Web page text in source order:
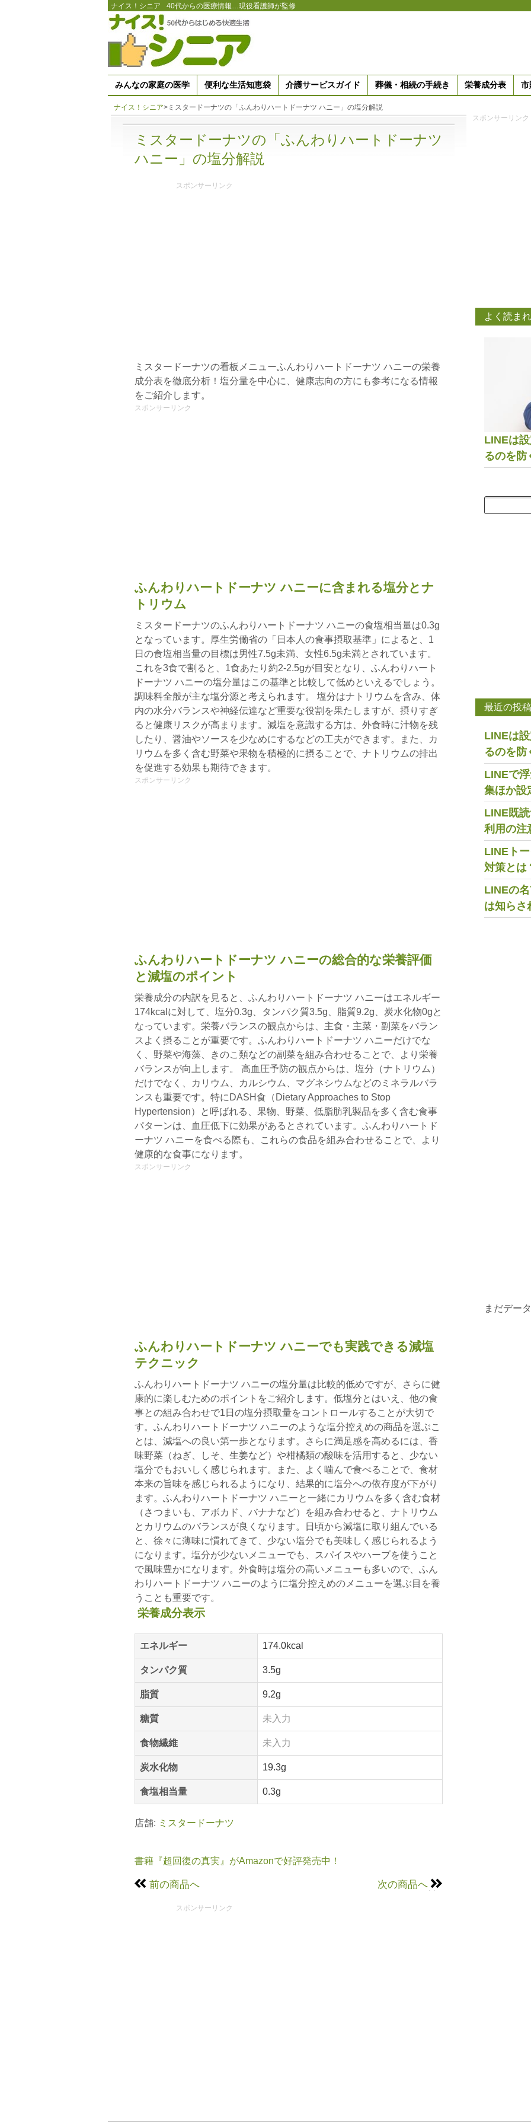
ナイス！シニア 40代からの医療情報…現役看護師が監修
みんなの家庭の医学 便利な生活知恵袋 介護サービスガイド 葬儀・相続の手続き 栄養成分表 市
ナイス！シニア> ミスタードーナツの「ふんわりハートドーナツ ハニー」の塩分解説
ミスタードーナツの「ふんわりハートドーナツ
ハニー」の塩分解説
スポンサーリンク
ミスタードーナツの看板メニューふんわりハートドーナツ ハニーの栄養
成分表を徹底分析！塩分量を中心に、健康志向の方にも参考になる情報
をご紹介します。
スポンサーリンク
ふんわりハートドーナツ ハニーに含まれる塩分とナ
トリウム
ミスタードーナツのふんわりハートドーナツ ハニーの食塩相当量は0.3g
となっています。厚生労働省の「日本人の食事摂取基準」によると、1
日の食塩相当量の目標は男性7.5g未満、女性6.5g未満とされています。
これを3食で割ると、1食あたり約2-2.5gが目安となり、ふんわりハート
ドーナツ ハニーの塩分量はこの基準と比較して低めといえるでしょう。
調味料全般が主な塩分源と考えられます。 塩分はナトリウムを含み、体
内の水分バランスや神経伝達など重要な役割を果たしますが、摂りすぎ
ると健康リスクが高まります。減塩を意識する方は、外食時に汁物を残
したり、醤油やソースを少なめにするなどの工夫ができます。また、カ
リウムを多く含む野菜や果物を積極的に摂ることで、ナトリウムの排出
を促進する効果も期待できます。
スポンサーリンク
ふんわりハートドーナツ ハニーの総合的な栄養評価
と減塩のポイント
栄養成分の内訳を見ると、ふんわりハートドーナツ ハニーはエネルギー
174kcalに対して、塩分0.3g、タンパク質3.5g、脂質9.2g、炭水化物0gと
なっています。栄養バランスの観点からは、主食・主菜・副菜をバラン
スよく摂ることが重要です。ふんわりハートドーナツ ハニーだけでな
く、野菜や海藻、きのこ類などの副菜を組み合わせることで、より栄養
バランスが向上します。 高血圧予防の観点からは、塩分（ナトリウム）
だけでなく、カリウム、カルシウム、マグネシウムなどのミネラルバラ
ンスも重要です。特にDASH食（Dietary Approaches to Stop
Hypertension）と呼ばれる、果物、野菜、低脂肪乳製品を多く含む食事
パターンは、血圧低下に効果があるとされています。ふんわりハートド
ーナツ ハニーを食べる際も、これらの食品を組み合わせることで、より
健康的な食事になります。
スポンサーリンク
ふんわりハートドーナツ ハニーでも実践できる減塩
テクニック
ふんわりハートドーナツ ハニーの塩分量は比較的低めですが、さらに健
康的に楽しむためのポイントをご紹介します。低塩分とはいえ、他の食
事との組み合わせで1日の塩分摂取量をコントロールすることが大切で
す。ふんわりハートドーナツ ハニーのような塩分控えめの商品を選ぶこ
とは、減塩への良い第一歩となります。さらに満足感を高めるには、香
味野菜（ねぎ、しそ、生姜など）や柑橘類の酸味を活用すると、少ない
塩分でもおいしく感じられます。また、よく噛んで食べることで、食材
本来の旨味を感じられるようになり、結果的に塩分への依存度が下がり
ます。ふんわりハートドーナツ ハニーと一緒にカリウムを多く含む食材
（さつまいも、アボカド、バナナなど）を組み合わせると、ナトリウム
とカリウムのバランスが良くなります。日頃から減塩に取り組んでいる
と、徐々に薄味に慣れてきて、少ない塩分でも美味しく感じられるよう
になります。塩分が少ないメニューでも、スパイスやハーブを使うこと
で風味豊かになります。外食時は塩分の高いメニューも多いので、ふん
わりハートドーナツ ハニーのように塩分控えめのメニューを選ぶ目を養
うことも重要です。
栄養成分表示
エネルギー 174.0kcal
タンパク質 3.5g
脂質 9.2g
糖質 未入力
食物繊維 未入力
炭水化物 19.3g
食塩相当量 0.3g
店舗: ミスタードーナツ
書籍『超回復の真実』がAmazonで好評発売中！
前の商品へ 次の商品へ
スポンサーリンク
スポンサーリンク
よく読ま
LINEは
るのを防
最近の投稿
LINEは
るのを防
LINEで
集ほか設
LINE既
利用の注
LINEト
対策とは
LINEの
は知らさ
まだデー